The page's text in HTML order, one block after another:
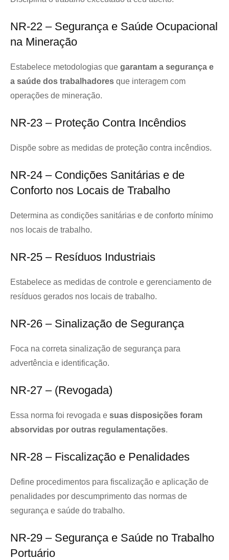
NR-22 – Segurança e Saúde Ocupacional
na Mineração
Estabelece metodologias que garantam a segurança e
a saúde dos trabalhadores que interagem com
operações de mineração.
NR-23 – Proteção Contra Incêndios
Dispõe sobre as medidas de proteção contra incêndios.
NR-24 – Condições Sanitárias e de
Conforto nos Locais de Trabalho
Determina as condições sanitárias e de conforto mínimo
nos locais de trabalho.
NR-25 – Resíduos Industriais
Estabelece as medidas de controle e gerenciamento de
resíduos gerados nos locais de trabalho.
NR-26 – Sinalização de Segurança
Foca na correta sinalização de segurança para
advertência e identificação.
NR-27 – (Revogada)
Essa norma foi revogada e suas disposições foram
absorvidas por outras regulamentações.
NR-28 – Fiscalização e Penalidades
Define procedimentos para fiscalização e aplicação de
penalidades por descumprimento das normas de
segurança e saúde do trabalho.
NR-29 – Segurança e Saúde no Trabalho
Portuário